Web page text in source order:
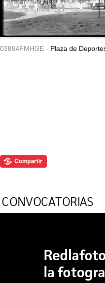
03884FMHGE - Plaza de